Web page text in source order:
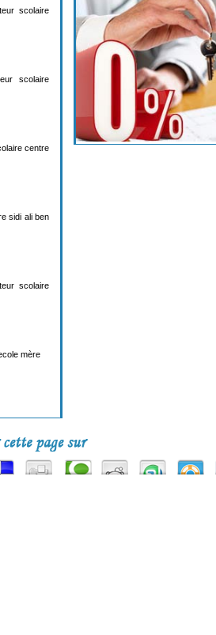
scolaire
scolaire
centre
sidi ali ben
scolaire
mère